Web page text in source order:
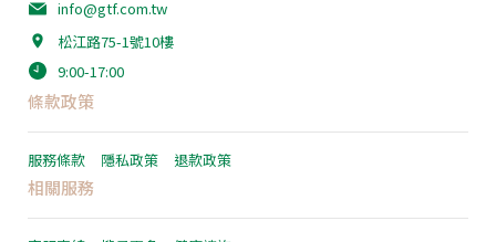
info@gtf.com.tw
松江路75-1號10樓
9:00-17:00
條款政策
服務條款 隱私政策 退款政策
相關服務